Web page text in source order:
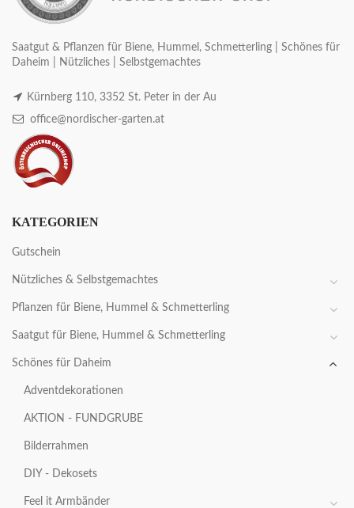
Saatgut & Pflanzen für Biene, Hummel, Schmetterling | Schönes für
Daheim | Nützliches | Selbstgemachtes
Kürnberg 110, 3352 St. Peter in der Au
office@nordischer-garten.at
KATEGORIEN
Gutschein
Nützliches & Selbstgemachtes
Pflanzen für Biene, Hummel & Schmetterling
Saatgut für Biene, Hummel & Schmetterling
Schönes für Daheim
Adventdekorationen
AKTION - FUNDGRUBE
Bilderrahmen
DIY - Dekosets
Feel it Armbänder